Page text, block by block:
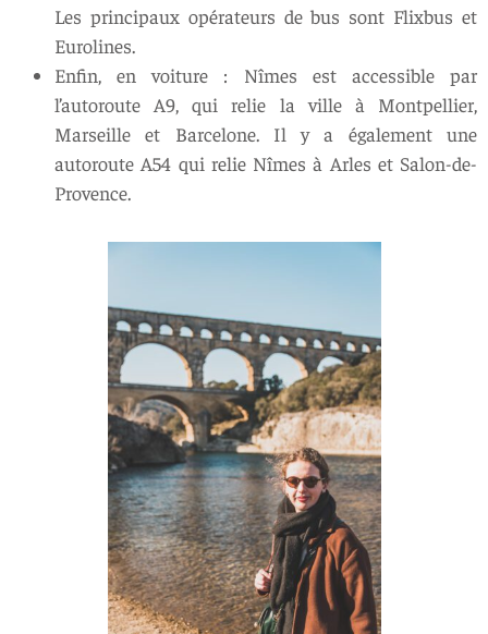
Les principaux opérateurs de bus sont Flixbus et
Eurolines.
Enfin, en voiture : Nîmes est accessible par
l’autoroute A9, qui relie la ville à Montpellier,
Marseille et Barcelone. Il y a également une
autoroute A54 qui relie Nîmes à Arles et Salon-de-
Provence.